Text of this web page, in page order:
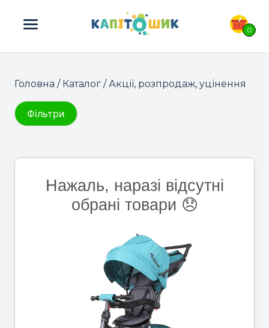
0
ПОШУК ТОВАРІВ:
Головна / Каталог / Акції, розпродаж, уцінення
Фільтри
Нажаль, наразі відсутні
обрані товари 😞